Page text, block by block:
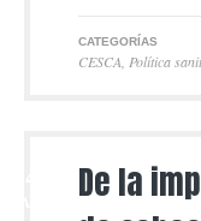
CATEGORÍAS
CESCA Política
De la